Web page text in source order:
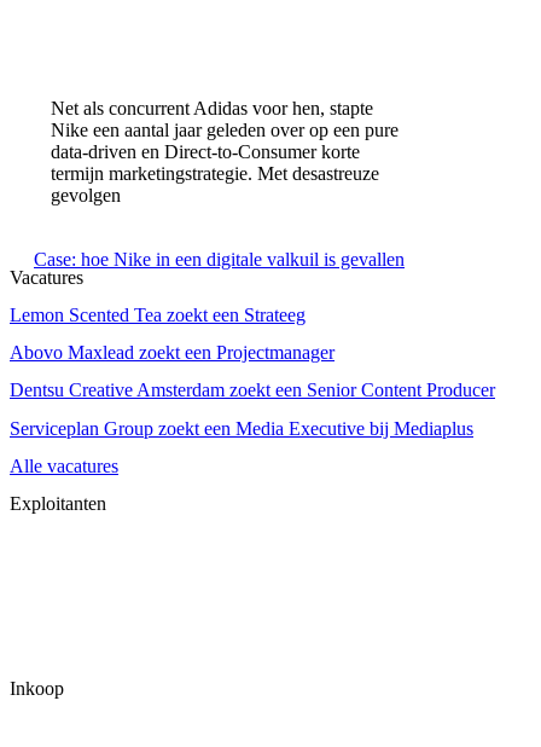
Net als concurrent Adidas voor hen, stapte
Nike een aantal jaar geleden over op een pure
data-driven en Direct-to-Consumer korte
termijn marketingstrategie. Met desastreuze
gevolgen
Case: hoe Nike in een digitale valkuil is gevallen
Vacatures
Lemon Scented Tea zoekt een Strateeg
Abovo Maxlead zoekt een Projectmanager
Dentsu Creative Amsterdam zoekt een Senior Content Producer
Serviceplan Group zoekt een Media Executive bij Mediaplus
Alle vacatures
Exploitanten
Inkoop